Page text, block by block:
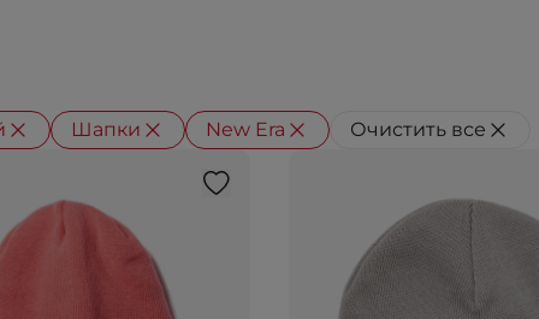
Шапки New Era Очистить все